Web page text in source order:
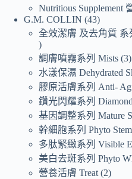
Nutritious Supplement
G.M. COLLIN 43
全效潔膚 及去角質 系
調膚噴霧系列 Mists 3
水漾保濕 Dehydrated
膠原活膚系列 Anti-
鑽光閃耀系列 Diamond
基因調整系列 Mature
幹細胞系列 Phyto
多肽緊緻系列 Visible
美白去斑系列 Phyto
營養活膚 Treat 2